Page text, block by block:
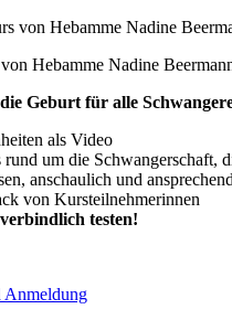
Hebamme Nadine
Geburt für alle
als Video
um die Schwangerschaft,
anschaulich und
von Kursteilnehmerinnen
testen!
Anmeldung